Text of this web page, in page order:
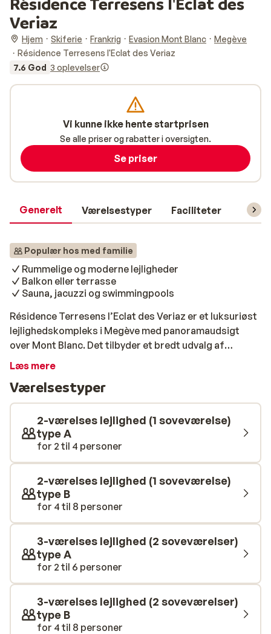
Veriaz
Hjem Skiferie Frankrig Evasion Mont Blanc
Megève
Résidence Terresens l'Eclat des Veriaz
7.6 God 3 oplevelser
Generelt Værelsestyper Faciliteter
Populær hos med familie
Rummelige og moderne lejligheder
Balkon eller terrasse
Sauna, jacuzzi og swimmingpools
Résidence Terresens l’Eclat des Veriaz er et luksuriøst
lejlighedskompleks i Megève med panoramaudsigt
over Mont Blanc. Det tilbyder et bredt udvalg af
rummelige og stilfulde lejligheder, så du kan finde den,
praktisk tekøkken samt balkon/terrasse, hvor du kan
nyde vintersolen. I komplekset har du adgang til et
fitnessrum, opvarmede indendørs- og udendørs
swimmingpools og skønne spa-facilitete, hvor du kan
slappe af og få varmen efter en uforglemmelig dag i
sneen!
Læs mere
Værelsestyper
2-værelses lejlighed (1 soveværelse)
type A
for 2 til 4 personer
2-værelses lejlighed (1 soveværelse)
type B
for 4 til 8 personer
3-værelses lejlighed (2 soveværelser)
type A
for 2 til 6 personer
3-værelses lejlighed (2 soveværelser)
type B
for 4 til 8 personer
Vi kunne ikke hente startprisen
Se alle priser og rabatter i oversigten.
Se priser